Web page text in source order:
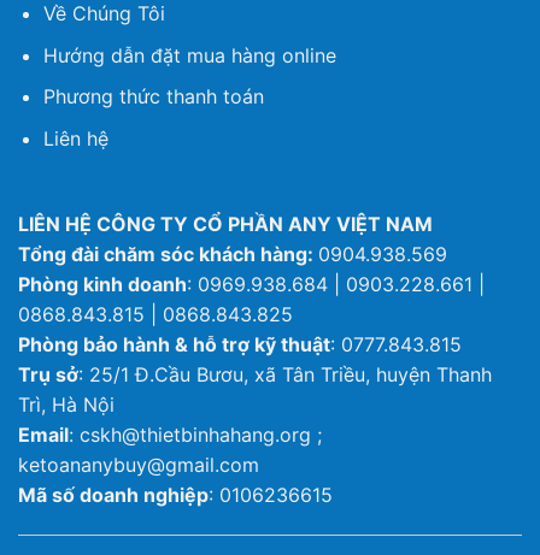
Về Chúng Tôi
Hướng dẫn đặt mua hàng online
Phương thức thanh toán
Liên hệ
LIÊN HỆ CÔNG TY CỔ PHẦN ANY VIỆT NAM
Tổng đài chăm sóc khách hàng: 0904.938.569
Phòng kinh doanh: 0969.938.684 | 0903.228.661 |
0868.843.815 | 0868.843.825
Phòng bảo hành & hỗ trợ kỹ thuật: 0777.843.815
Trụ sở: 25/1 Đ.Cầu Bươu, xã Tân Triều, huyện Thanh
Trì, Hà Nội
Email: cskh@thietbinhahang.org ;
ketoananybuy@gmail.com
Mã số doanh nghiệp: 0106236615